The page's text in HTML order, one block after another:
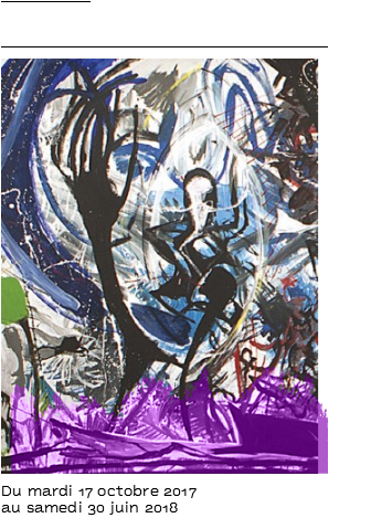
Du mardi 17 octobre 2017
au samedi 30 juin 2018